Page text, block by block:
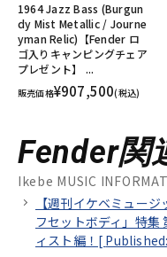
1964 Jazz Bass (Burgun
dy Mist Metallic / Journe
yman Relic)【Fender ロ
ゴ入りキャンピングチェア
プレゼント】 ...
販売価格¥907,500(税込)
Fender関
Ikebe MUSIC
【週刊イケベミュー
フセットボディ」特集
ィスト編！[